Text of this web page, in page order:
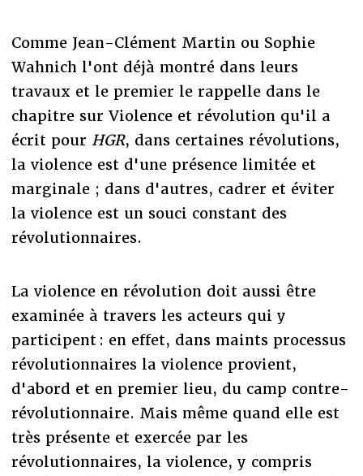
Comme Jean-Clément Martin ou Sophie
Wahnich l'ont déjà montré dans leurs
travaux et le premier le rappelle dans le
chapitre sur Violence et révolution qu'il a
écrit pour HGR, dans certaines révolutions,
la violence est d'une présence limitée et
marginale ; dans d'autres, cadrer et éviter
la violence est un souci constant des
révolutionnaires.
La violence en révolution doit aussi être
examinée à travers les acteurs qui y
participent : en effet, dans maints processus
révolutionnaires la violence provient,
d'abord et en premier lieu, du camp contre-
révolutionnaire. Mais même quand elle est
très présente et exercée par les
révolutionnaires, la violence, y compris